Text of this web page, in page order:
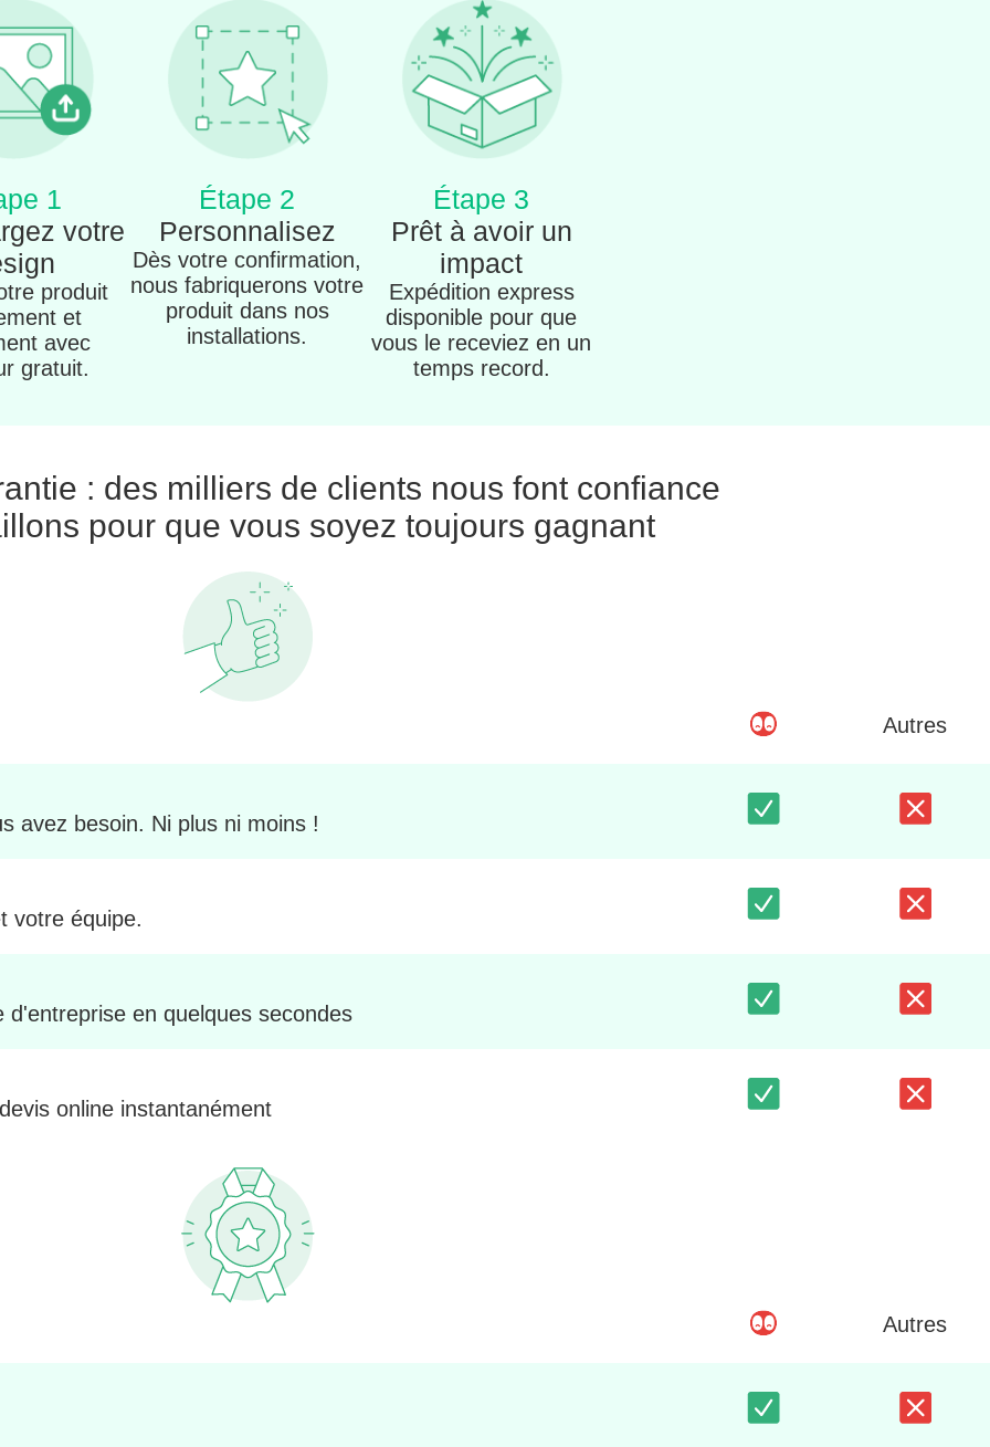
1
votre
produit
et
avec
gratuit.
Étape 2
Personnalisez
Dès votre confirmation,
nous fabriquerons votre
produit dans nos
installations.
Étape 3
Prêt à avoir un
impact
Expédition express
disponible pour que
vous le receviez en un
temps record.
: des milliers de clients nous font confiance
pour que vous soyez toujours gagnant
Autres
avez besoin. Ni plus ni moins !
votre équipe.
en quelques secondes
online instantanément
Autres